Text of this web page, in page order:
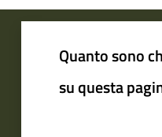
Quanto sono
su questa